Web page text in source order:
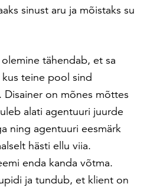
sinust aru ja mõistaks su
tähendab, et sa
teine pool sind
Disainer on mõnes mõttes
alati agentuuri juurde
ning agentuuri eesmärk
hästi ellu viia.
enda kanda võtma.
ja tundub, et klient on